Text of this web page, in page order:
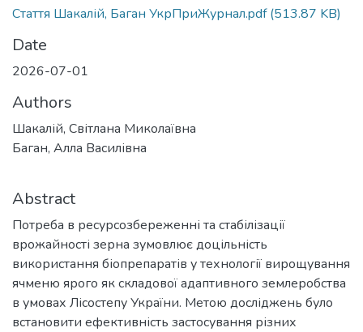
Стаття Шакалій, Баган УкрПриЖурнал.pdf(513.87 KB)
Date
2026-07-01
Authors
Шакалій, Світлана Миколаївна
Баган, Алла Василівна
Abstract
Потреба в ресурсозбереженні та стабілізації
врожайності зерна зумовлює доцільність
використання біопрепаратів у технології вирощування
ячменю ярого як складової адаптивного землеробства
в умовах Лісостепу України. Метою досліджень було
встановити ефективність застосування різних